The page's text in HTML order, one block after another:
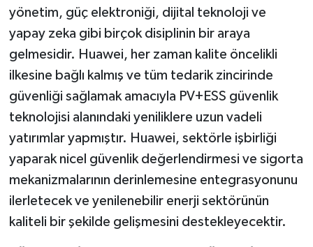
yönetim, güç elektroniği, dijital teknoloji ve
yapay zeka gibi birçok disiplinin bir araya
gelmesidir. Huawei, her zaman kalite öncelikli
ilkesine bağlı kalmış ve tüm tedarik zincirinde
güvenliği sağlamak amacıyla PV+ESS güvenlik
teknolojisi alanındaki yeniliklere uzun vadeli
yatırımlar yapmıştır. Huawei, sektörle işbirliği
yaparak nicel güvenlik değerlendirmesi ve sigorta
mekanizmalarının derinlemesine entegrasyonunu
ilerletecek ve yenilenebilir enerji sektörünün
kaliteli bir şekilde gelişmesini destekleyecektir.